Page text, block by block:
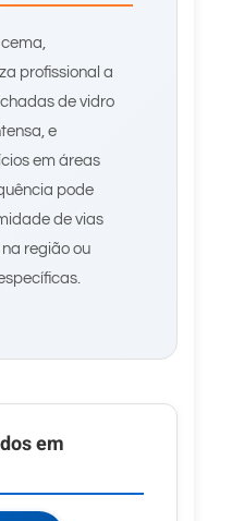
profissional a
de vidro
e
em áreas
pode
de vias
região ou
em